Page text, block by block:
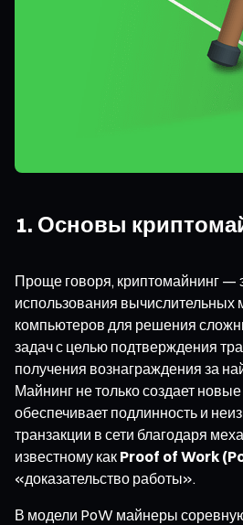
1. Основы
Проще говоря, криптомайнинг —
использования вычислительных
компьютеров для решения
задач с целью подтверждения
получения вознаграждения за
Майнинг не только создает
обеспечивает подлинность и
транзакции в сети благодаря
известному как Proof of Work
«доказательство работы».
В модели PoW майнеры